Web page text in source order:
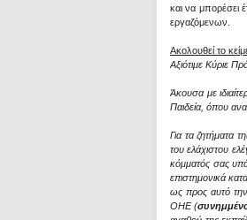
και να μπορέσει
εργαζόμενων.
Ακολουθεί το
Αξιότιμε Κύριε
Άκουσα με
Παιδεία, όπου
Για τα ζητήματα
του ελάχιστου
κόμματός σας
επιστημονικά
ως προς αυτό
ΟΗΕ (